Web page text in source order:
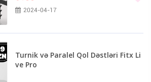
2024-04-17
Turnik və Paralel Qol Dəstləri Fitx Li
ve Pro